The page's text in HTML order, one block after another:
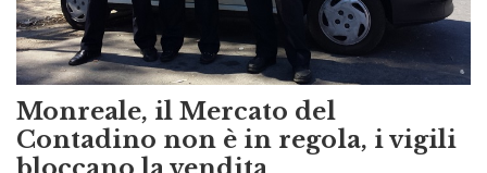
Monreale, il Mercato del
Contadino non è in regola, i vigili
bloccano la vendita